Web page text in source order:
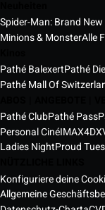
Spider-Man: Brand New
Minions & MonsterAlle
Pathé BalexertPathé
Pathé Mall Of
Pathé ClubPathé Pass
Personal CinéIMAX4DX
Ladies NightProud
Konfiguriere deine
Allgemeine